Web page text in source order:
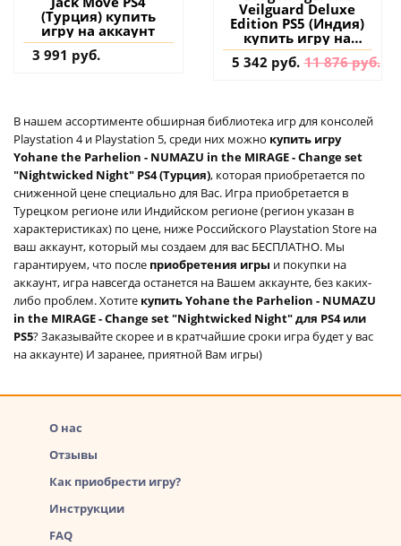
(Турция) купить
игру на аккаунт
3 991 руб.
Veilguard Deluxe
Edition PS5 (Индия)
купить игру на
аккаунт
5 342 руб. 11 876 руб.
В нашем ассортименте обширная библиотека игр для консолей
Playstation 4 и Playstation 5, среди них можно купить игру
Yohane the Parhelion - NUMAZU in the MIRAGE - Change set
"Nightwicked Night" PS4 (Турция), которая приобретается по
сниженной цене специально для Вас. Игра приобретается в
Турецком регионе или Индийском регионе (регион указан в
характеристиках) по цене, ниже Российского Playstation Store на
ваш аккаунт, который мы создаем для вас БЕСПЛАТНО. Мы
гарантируем, что после приобретения игры и покупки на
аккаунт, игра навсегда останется на Вашем аккаунте, без каких-
либо проблем. Хотите купить Yohane the Parhelion - NUMAZU
in the MIRAGE - Change set "Nightwicked Night" для PS4 или
PS5? Заказывайте скорее и в кратчайшие сроки игра будет у вас
на аккаунте) И заранее, приятной Вам игры)
О нас
Отзывы
Как приобрести игру?
Инструкции
FAQ